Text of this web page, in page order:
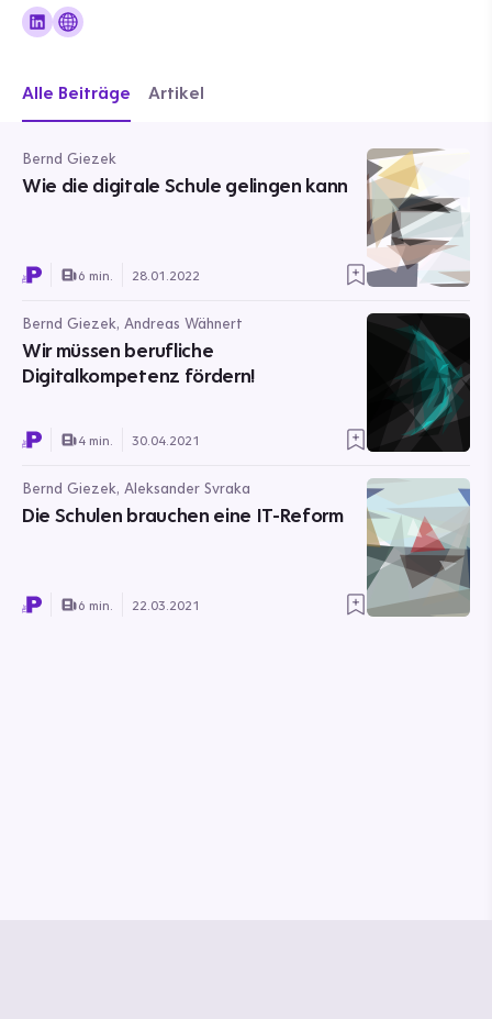
Alle Beiträge Artikel
Bernd Giezek
Wie die digitale Schule gelingen kann
6 min. 28.01.2022
Bernd Giezek, Andreas Wähnert
Wir müssen berufliche
Digitalkompetenz fördern!
4 min. 30.04.2021
Bernd Giezek, Aleksander Svraka
Die Schulen brauchen eine IT-Reform
6 min. 22.03.2021